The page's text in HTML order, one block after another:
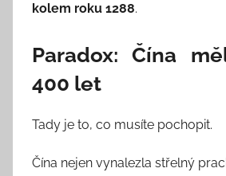
kolem roku 1288.
Paradox: Čína
400 let
Tady je to, co musíte pochopit.
Čína nejen vynalezla střelný